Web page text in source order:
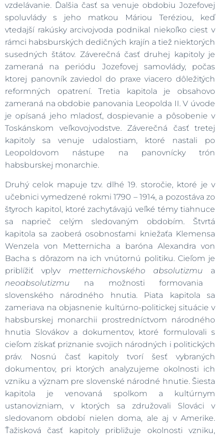
vzdelávanie. Ďalšia časť sa venuje obdobiu Jozefovej
spoluvlády s jeho matkou Máriou Teréziou, keď
vtedajší rakúsky arcivojvoda podnikal niekoľko ciest v
rámci habsburských dedičných krajín a tiež niektorých
susedných štátov. Záverečná časť druhej kapitoly je
zameraná na periódu Jozefovej samovlády, počas
ktorej panovník zaviedol do praxe viacero dôležitých
reformných opatrení. Tretia kapitola je obsahovo
zameraná na obdobie panovania Leopolda II. V úvode
je opísaná jeho mladosť, dospievanie a pôsobenie v
Toskánskom veľkovojvodstve. Záverečná časť tretej
kapitoly sa venuje udalostiam, ktoré nastali po
Leopoldovom nástupe na panovnícky trón
habsburskej monarchie.
Druhý celok mapuje tzv. dlhé 19. storočie, ktoré je v
učebnici vymedzené rokmi 1790 – 1914, a pozostáva zo
štyroch kapitol, ktoré zachytávajú veľké témy tiahnuce
sa naprieč celým sledovaným obdobím. Štvrtá
kapitola sa zaoberá osobnosťami kniežaťa Klemensa
Wenzela von Metternicha a baróna Alexandra von
Bacha s dôrazom na ich vnútornú politiku. Cieľom je
priblížiť vplyv metternichovského absolutizmu a
neoabsolutizmu na možnosti formovania
slovenského národného hnutia. Piata kapitola sa
zameriava na objasnenie kultúrno-politickej situácie v
habsburskej monarchii prostredníctvom národného
hnutia Slovákov a dokumentov, ktoré formulovali s
cieľom získať priznanie svojich národných i politických
práv. Nosnú časť kapitoly tvorí šesť vybraných
dokumentov, pri ktorých analyzujeme okolnosti ich
vzniku a význam pre slovenské národné hnutie. Šiesta
kapitola je venovaná spolkom a kultúrnym
ustanovizniam, v ktorých sa združovali Slováci v
sledovanom období nielen doma, ale aj v Amerike.
Ťažisková časť kapitoly približuje okolnosti vzniku,